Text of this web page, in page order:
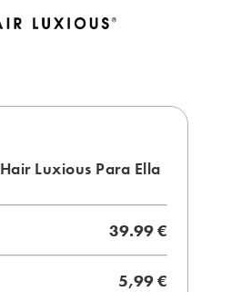
Hair Luxious Para Ella
39.99 €
5,99 €